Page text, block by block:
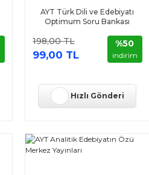
AYT Türk Dili ve Edebiyatı
Optimum Soru Bankası
198,00 TL
99,00 TL
%50
indirim
Hızlı Gönderi